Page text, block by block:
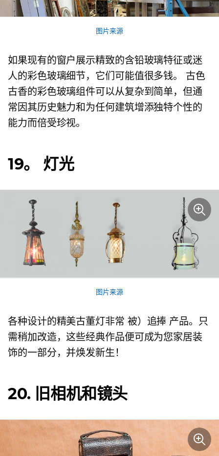
图片来源
如果现有的窗户展示精致的含铅玻璃特征或迷
人的彩色玻璃细节，它们可能值很多钱。 古色
古香的彩色玻璃组件可以从复杂到简单，但通
常因其历史魅力和为任何建筑增添独特个性的
能力而倍受珍视。
19。 灯光
图片来源
各种设计的精美古董灯非常 被）追捧 产品。只
需稍加改造，这些经典作品便可成为您家居装
饰的一部分，并焕发新生！
20. 旧相机和镜头